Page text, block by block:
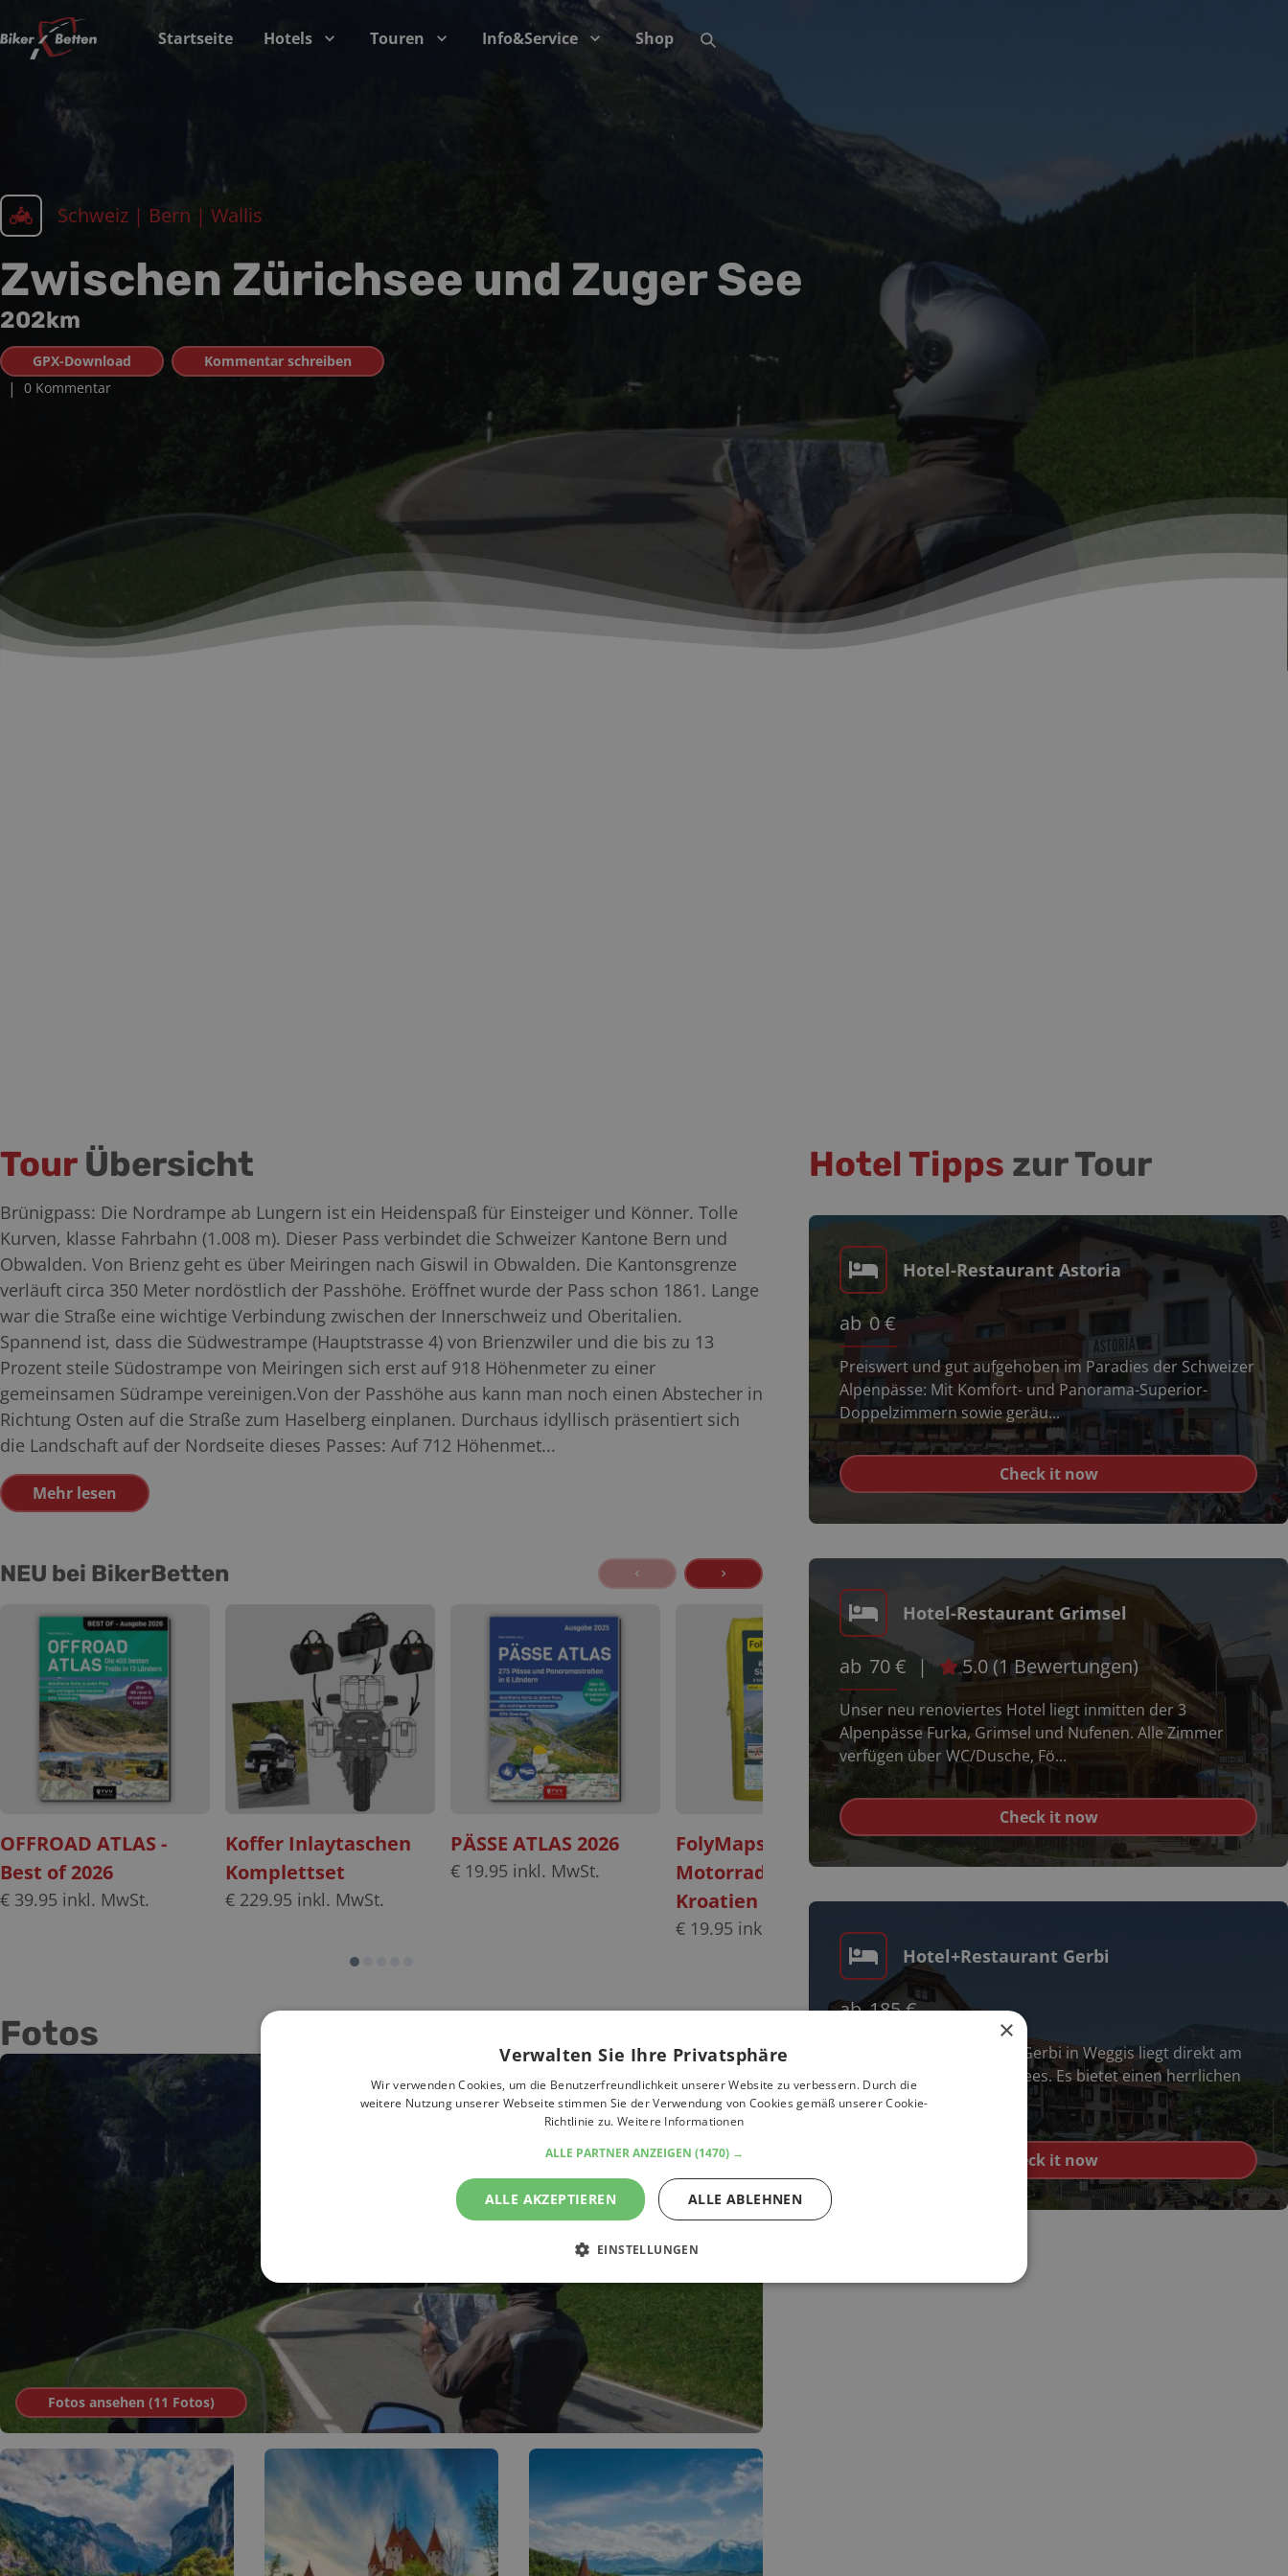
Startseite Hotels Touren Info&Service Shop
Schweiz | Bern | Wallis
Zwischen Zürichsee und Zuger See
202km
GPX-Download Kommentar schreiben
| 0 Kommentar
Tour Übersicht
Brünigpass: Die Nordrampe ab Lungern ist ein Heidenspaß für Einsteiger und Könner. Tolle
Kurven, klasse Fahrbahn (1.008 m). Dieser Pass verbindet die Schweizer Kantone Bern und
Obwalden. Von Brienz geht es über Meiringen nach Giswil in Obwalden. Die Kantonsgrenze
verläuft circa 350 Meter nordöstlich der Passhöhe. Eröffnet wurde der Pass schon 1861. Lange
war die Straße eine wichtige Verbindung zwischen der Innerschweiz und Oberitalien.
Spannend ist, dass die Südwestrampe (Hauptstrasse 4) von Brienzwiler und die bis zu 13
Prozent steile Südostrampe von Meiringen sich erst auf 918 Höhenmeter zu einer
gemeinsamen Südrampe vereinigen.Von der Passhöhe aus kann man noch einen Abstecher in
Richtung Osten auf die Straße zum Haselberg einplanen. Durchaus idyllisch präsentiert sich
die Landschaft auf der Nordseite dieses Passes: Auf 712 Höhenmet...
Mehr lesen
NEU bei BikerBetten
OFFROAD ATLAS -
Best of 2026
€ 39.95 inkl. MwSt.
Koffer Inlaytaschen
Komplettset
€ 229.95 inkl. MwSt.
PÄSSE ATLAS 2026
€ 19.95 inkl. MwSt.
FolyMaps
Motorradkarten Set
Kroatien Slowenien
€ 19.95 inkl. MwSt.
FolyMap Route des
Grandes Alpes
Motorrad Karte
Fotos
Fotos ansehen (11 Fotos)
Hotel Tipps zur Tour
Hotel-Restaurant Astoria
ab 0€
Preiswert und gut aufgehoben im Paradies der Schweizer
Alpenpässe: Mit Komfort- und Panorama-Superior-
Doppelzimmern sowie geräu...
Check it now
Hotel-Restaurant Grimsel
ab 70€ | 5.0(1 Bewertungen)
Unser neu renoviertes Hotel liegt inmitten der 3
Alpenpässe Furka, Grimsel und Nufenen. Alle Zimmer
verfügen über WC/Dusche, Fö...
Check it now
Hotel+Restaurant Gerbi
ab 185€
Das See & Wellnesshotel Gerbi in Weggis liegt direkt am
Ufer des Vierwaldstättersees. Es bietet einen herrlichen
Panoramablick ...
Check it now
×
Verwalten Sie Ihre Privatsphäre
Wir verwenden Cookies, um die Benutzerfreundlichkeit unserer Website zu verbessern. Durch die
weitere Nutzung unserer Webseite stimmen Sie der Verwendung von Cookies gemäß unserer Cookie-
Richtlinie zu.Weitere Informationen
ALLE PARTNER ANZEIGEN (1470) →
ALLE AKZEPTIEREN ALLE ABLEHNEN
EINSTELLUNGEN